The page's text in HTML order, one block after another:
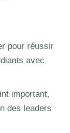
pour réussir
avec
important,
des leaders